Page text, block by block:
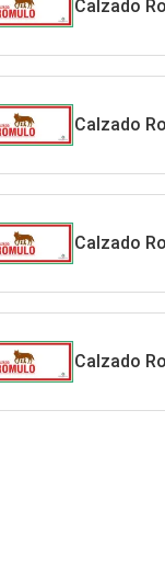
Calzado
Calzado
Calzado
Calzado